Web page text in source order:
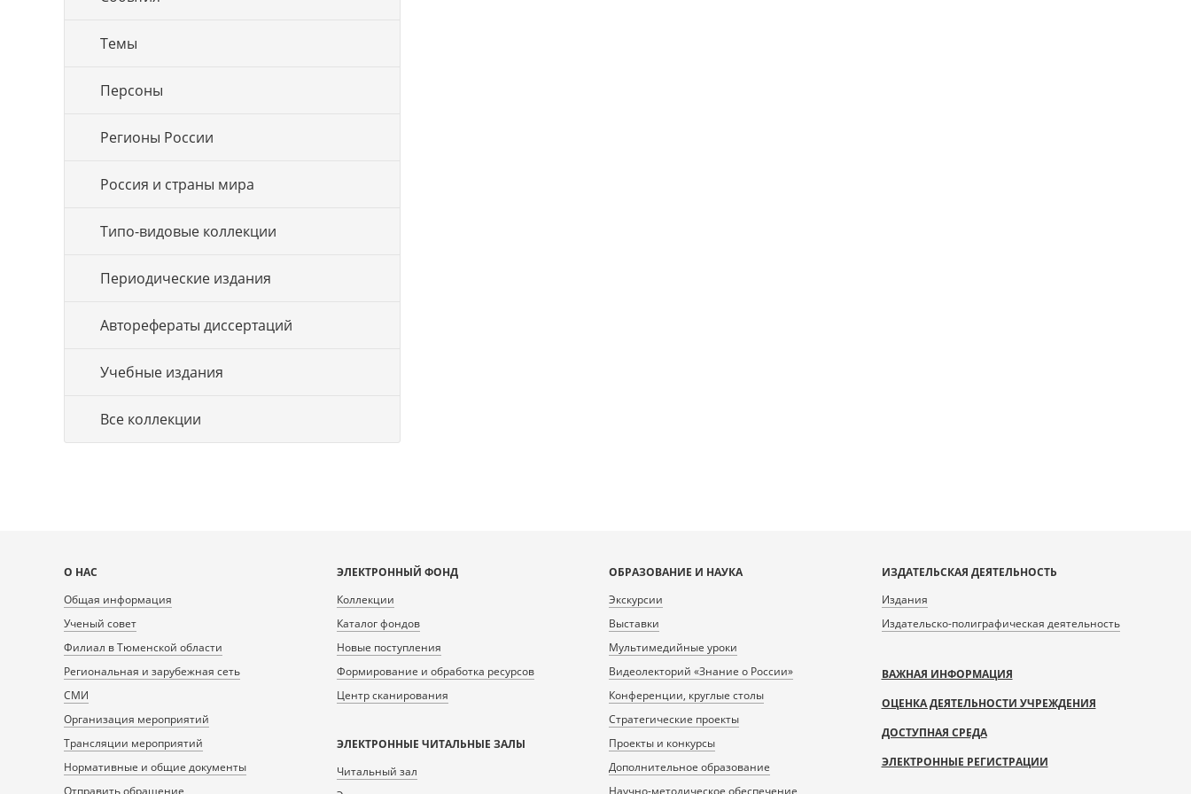
Темы
Персоны
Регионы России
Россия и страны мира
Типо-видовые коллекции
Периодические издания
Авторефераты диссертаций
Учебные издания
Все коллекции
Карта
сайта
О НАС
Общая информация
Ученый совет
Филиал в Тюменской области
Региональная и зарубежная сеть
СМИ
Организация мероприятий
Трансляции мероприятий
Нормативные и общие документы
Отправить обращение
ЭЛЕКТРОННЫЙ ФОНД
Коллекции
Каталог фондов
Новые поступления
Формирование и обработка ресурсов
Центр сканирования
ЭЛЕКТРОННЫЕ ЧИТАЛЬНЫЕ ЗАЛЫ
Читальный зал
ОБРАЗОВАНИЕ И НАУКА
Экскурсии
Выставки
Мультимедийные уроки
Видеолекторий «Знание о России»
Конференции, круглые столы
Стратегические проекты
Проекты и конкурсы
Дополнительное образование
Научно-методическое обеспечение
ИЗДАТЕЛЬСКАЯ ДЕЯТЕЛЬНОСТЬ
Издания
Издательско-полиграфическая деятельность
ВАЖНАЯ ИНФОРМАЦИЯ
ОЦЕНКА ДЕЯТЕЛЬНОСТИ УЧРЕЖДЕНИЯ
ДОСТУПНАЯ СРЕДА
ЭЛЕКТРОННЫЕ РЕГИСТРАЦИИ